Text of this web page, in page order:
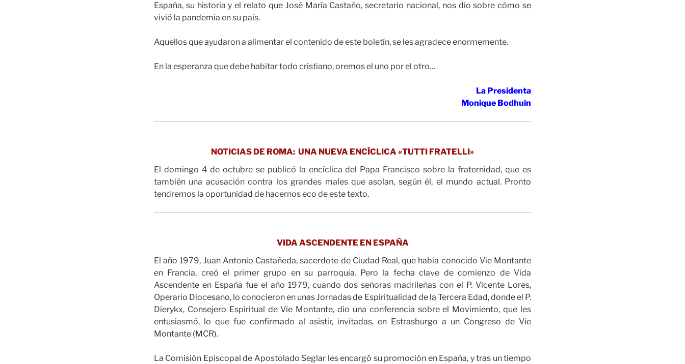
España, su historia y el relato que José María Castaño, secretario nacional, nos dio sobre cómo se
vivió la pandemia en su país.
Aquellos que ayudaron a alimentar el contenido de este boletín, se les agradece enormemente.
En la esperanza que debe habitar todo cristiano, oremos el uno por el otro…
La Presidenta
Monique Bodhuin
NOTICIAS DE ROMA: UNA NUEVA ENCÍCLICA «TUTTI FRATELLI»
El domingo 4 de octubre se publicó la encíclica del Papa Francisco sobre la fraternidad, que es
también una acusación contra los grandes males que asolan, según él, el mundo actual. Pronto
tendremos la oportunidad de hacernos eco de este texto.
VIDA ASCENDENTE EN ESPAÑA
El año 1979, Juan Antonio Castañeda, sacerdote de Ciudad Real, que había conocido Vie Montante
en Francia, creó el primer grupo en su parroquia. Pero la fecha clave de comienzo de Vida
Ascendente en España fue el año 1979, cuando dos señoras madrileñas con el P. Vicente Lores,
Operario Diocesano, lo conocieron en unas Jornadas de Espiritualidad de la Tercera Edad, donde el P.
Dierykx, Consejero Espiritual de Vie Montante, dio una conferencia sobre el Movimiento, que les
entusiasmó, lo que fue confirmado al asistir, invitadas, en Estrasburgo a un Congreso de Vie
Montante (MCR).
La Comisión Episcopal de Apostolado Seglar les encargó su promoción en España, y tras un tiempo